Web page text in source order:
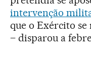
intervenção
que o Exército
– disparou a